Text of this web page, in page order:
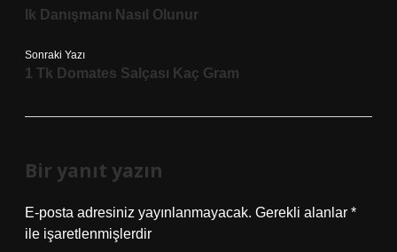
Ik Danışmanı Nasıl Olunur
Sonraki Yazı
1 Tk Domates Salçası Kaç Gram
Bir yanıt yazın
E-posta adresiniz yayınlanmayacak. Gerekli alanlar *
ile işaretlenmişlerdir